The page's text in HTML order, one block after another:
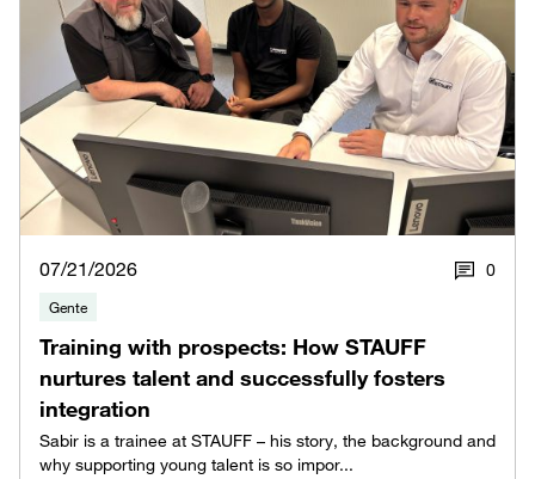
07/21/2026 0
Gente
Training with prospects: How STAUFF
nurtures talent and successfully fosters
integration
Sabir is a trainee at STAUFF – his story, the background and
why supporting young talent is so impor...